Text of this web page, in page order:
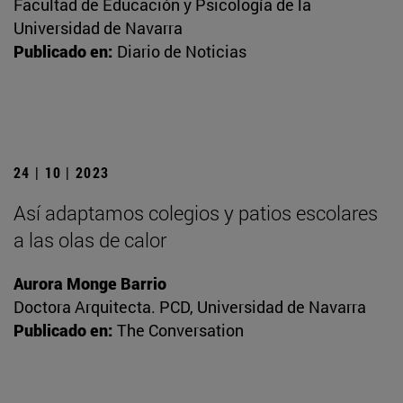
Facultad de Educación y Psicología de la
Universidad de Navarra
Publicado en: Diario de Noticias
24 | 10 | 2023
Así adaptamos colegios y patios escolares
a las olas de calor
Aurora Monge Barrio
Doctora Arquitecta. PCD, Universidad de Navarra
Publicado en: The Conversation